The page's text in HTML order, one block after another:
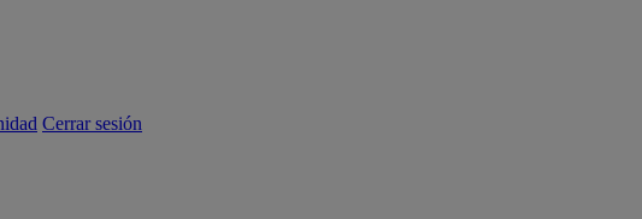
Cerrar sesión